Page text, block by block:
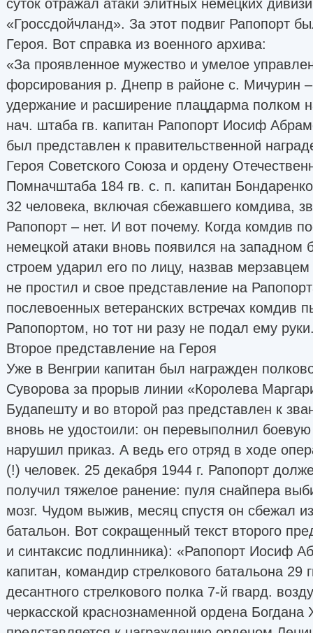
суток отражал атаки элитных немецких
«Гроссдойчланд». За этот подвиг Рапопорт
Героя. Вот справка из военного архива:
«За проявленное мужество и умелое
форсирования р. Днепр в районе с. Мичурин –
удержание и расширение плацдарма полком
нач. штаба гв. капитан Рапопорт Иосиф
был представлен к правительственной
Героя Советского Союза и ордену
Помначштаба 184 гв. с. п. капитан
32 человека, включая сбежавшего комдива,
Рапопорт – нет. И вот почему. Когда комдив
немецкой атаки вновь появился на западном
строем ударил его по лицу, назвав
не простил и свое представление на
послевоенных ветеранских встречах комдив
Рапопортом, но тот ни разу не подал ему
Второе представление на Героя
Уже в Венгрии капитан был награжден
Суворова за прорыв линии «Королева
Будапешту и во второй раз представлен к
вновь не удостоили: он перевыполнил
нарушил приказ. А ведь его отряд в ходе
(!) человек. 25 декабря 1944 г. Рапопорт
получил тяжелое ранение: пуля снайпера
мозг. Чудом выжив, месяц спустя он сбежал
батальон. Вот сокращенный текст второго
и синтаксис подлинника): «Рапопорт Иосиф
капитан, командир стрелкового батальона 29
десантного стрелкового полка 7-й гвард.
черкасской краснознаменной ордена Богдана